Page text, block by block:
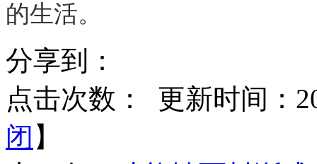
的生活。
分享到：
点击次数：
更新时间：
闭 】